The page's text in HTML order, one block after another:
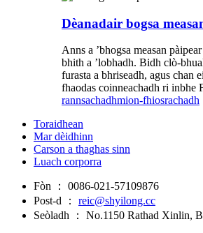
Dèanadair bogsa
Anns a ’bhogsa measan
bhith a ’lobhadh. Bidh clò-
furasta a bhriseadh, agus chan
fhaodas coinneachadh ri inbhe
rannsachadhmion-fhiosrachadh
Toraidhean
Mar dèidhinn
Carson a thaghas sinn
Luach corporra
Fòn ：
0086-021-57109876
Post-d ：
reic@shyilong.cc
Seòladh ：
No.1150 Rathad Xinlin,